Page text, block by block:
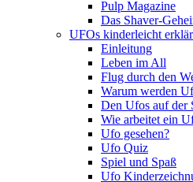
Pulp Magazine
Das Shaver-
UFOs kinderleicht
Einleitung
Leben im All
Flug durch den
Warum werden
Den Ufos auf der
Wie arbeitet ein
Ufo gesehen?
Ufo Quiz
Spiel und Spaß
Ufo